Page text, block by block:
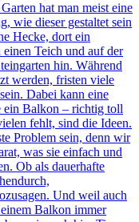
hat man meist eine
wie dieser gestaltet sein
Hecke, dort ein
Teich und auf der
hin. Während
werden, fristen viele
Dabei kann eine
ein Balkon – richtig toll
fehlt, sind die Ideen.
Problem sein, denn wir
was sie einfach und
Ob als dauerhafte
Und weil auch
Balkon immer